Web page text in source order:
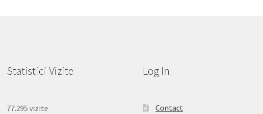
Statistici Vizite
77.295 vizite
Log In
Contact